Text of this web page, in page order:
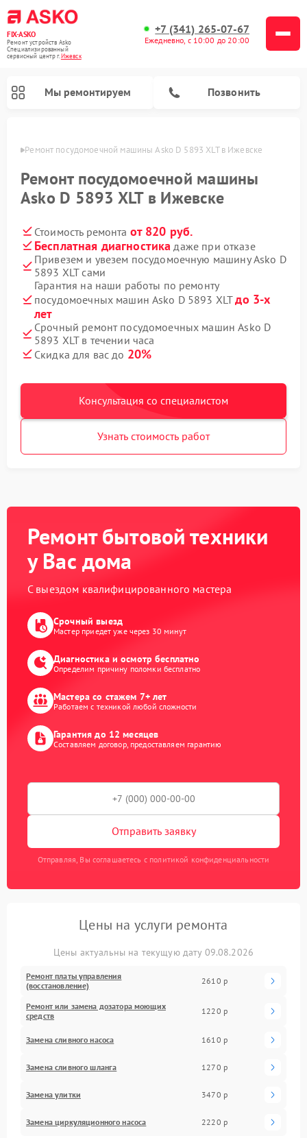
FIX-ASKO
Ремонт устройств Asko
Специализированный
cервисный центр г.Ижевск
+7 (341) 265-07-67
Ежедневно, с 10:00 до 20:00
Мы ремонтируем Позвонить
Ремонт посудомоечной машины Asko D 5893 XLT в Ижевске
Ремонт посудомоечной машины
Asko D 5893 XLT в Ижевске
Стоимость ремонта от 820 руб.
Бесплатная диагностика даже при отказе
Привезем и увезем посудомоечную машину Asko D
5893 XLT сами
Гарантия на наши работы по ремонту
посудомоечных машин Asko D 5893 XLTдо 3-х
лет
Срочный ремонт посудомоечных машин Asko D
5893 XLT в течении часа
Скидка для вас до 20%
Консультация со специалистом
Узнать стоимость работ
Ремонт бытовой техники
у Вас дома
С выездом квалифицированного мастера
Срочный выезд
Мастер приедет уже через 30 минут
Диагностика и осмотр бесплатно
Определим причину поломки бесплатно
Мастера со стажем 7+ лет
Работаем с техникой любой сложности
Гарантия до 12 месяцев
Составляем договор, предоставляем гарантию
Отправить заявку
Отправляя, Вы соглашаетесь с политикой конфиденциальности
Цены на услуги ремонта
Цены актуальны на текущую дату 09.08.2026
Ремонт платы управления
(восстановление)
2610 р
Ремонт или замена дозатора моющих
средств
1220 р
Замена сливного насоса 1610 р
Замена сливного шланга 1270 р
Замена улитки 3470 р
Замена циркуляционного насоса 2220 р